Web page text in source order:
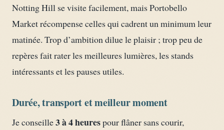
Notting Hill se visite facilement, mais Portobello
Market récompense celles qui cadrent un minimum leur
matinée. Trop d’ambition dilue le plaisir ; trop peu de
repères fait rater les meilleures lumières, les stands
intéressants et les pauses utiles.
Durée, transport et meilleur moment
Je conseille3 à 4 heurespour flâner sans courir,